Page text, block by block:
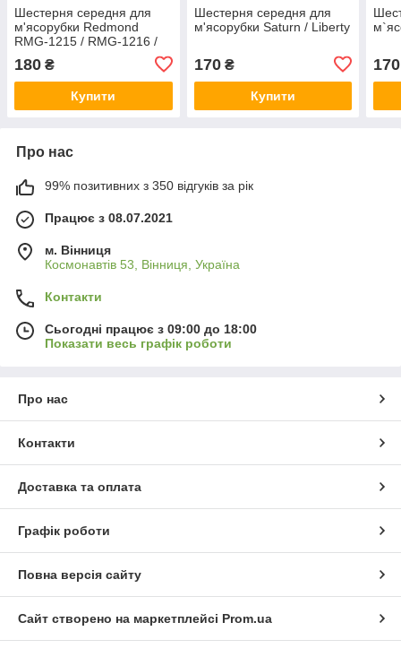
Шестерня середня для
м'ясорубки Redmond
RMG-1215 / RMG-1216 /
180 ₴
Купити
Шестерня середня для
м'ясорубки Saturn / Liberty
170₴
Купити
170
Про нас
99% позитивних з 350 відгуків за рік
Працює з 08.07.2021
м. Вінниця
Космонавтів 53, Вінниця, Україна
Контакти
Сьогодні працює з 09:00 до 18:00
Показати весь графік роботи
Про нас
Контакти
Доставка та оплата
Графік роботи
Повна версія сайту
Сайт створено на маркетплейсі Prom.ua